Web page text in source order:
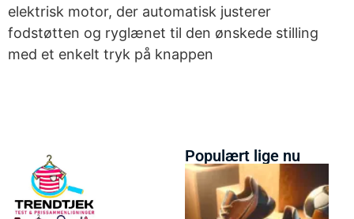
elektrisk motor, der automatisk justerer
fodstøtten og ryglænet til den ønskede stilling
med et enkelt tryk på knappen
Populært lige nu